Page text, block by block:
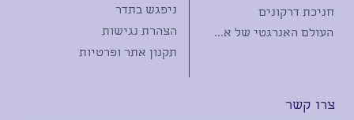
חניכת דרקונים
העולם האנרגטי של אבני החן
צרו קשר
ניפגש בתדר
הצהרת נגישות
תקנון אתר ופרטיות